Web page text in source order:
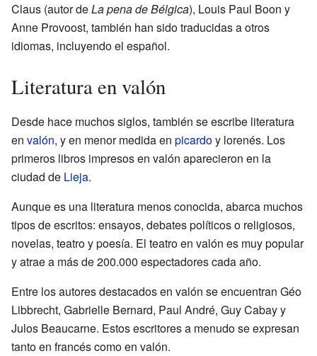
Claus (autor deLa pena de Bélgica), Louis Paul Boon y
Anne Provoost, también han sido traducidas a otros
idiomas, incluyendo el español.
Literatura en valón
Desde hace muchos siglos, también se escribe literatura
en valón, y en menor medida en picardoy lorenés. Los
primeros libros impresos en valón aparecieron en la
ciudad de Lieja.
Aunque es una literatura menos conocida, abarca muchos
tipos de escritos: ensayos, debates políticos o religiosos,
novelas, teatro y poesía. El teatro en valón es muy popular
y atrae a más de 200.000 espectadores cada año.
Entre los autores destacados en valón se encuentran Géo
Libbrecht, Gabrielle Bernard, Paul André, Guy Cabay y
Julos Beaucarne. Estos escritores a menudo se expresan
tanto en francés como en valón.